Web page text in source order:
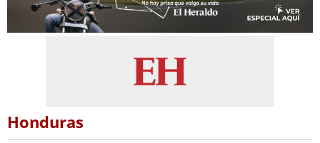
Honduras